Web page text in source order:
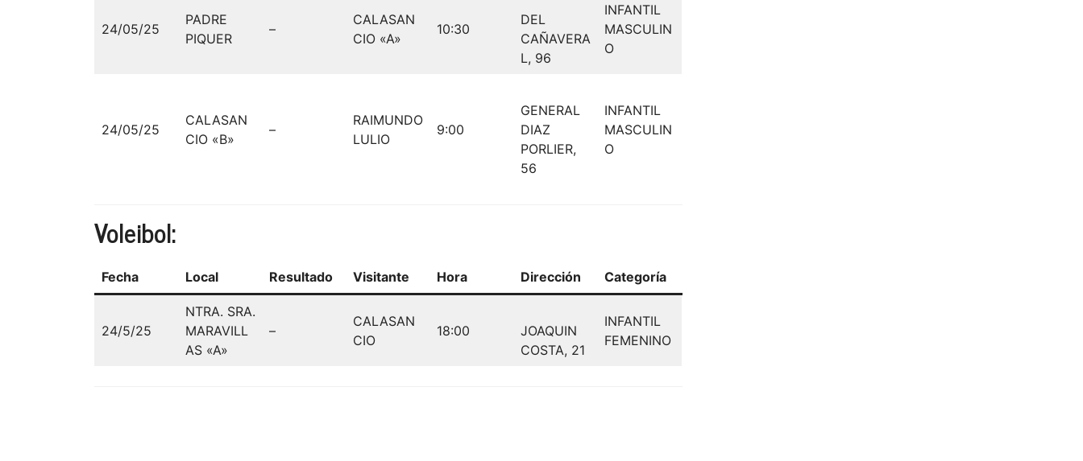
24/05/25
PADRE
PIQUER
–
CALASAN
CIO «A»
10:30
DEL
CAÑAVERA
L, 96
INFANTIL
MASCULIN
O
24/05/25
CALASAN
CIO «B»
–
RAIMUNDO
LULIO
9:00
GENERAL
DIAZ
PORLIER,
56
INFANTIL
MASCULIN
O
Voleibol:
Fecha Local Resultado Visitante Hora Dirección Categoría
24/5/25
NTRA. SRA.
MARAVILL
AS «A»
–
CALASAN
CIO
18:00
JOAQUIN
COSTA, 21
INFANTIL
FEMENINO